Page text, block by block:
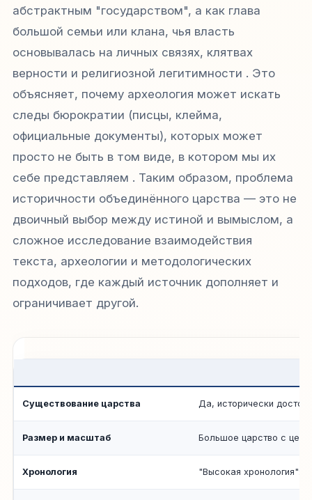
абстрактным "государством", а как глава
большой семьи или клана, чья власть
основывалась на личных связях, клятвах
верности и религиозной легитимности . Это
объясняет, почему археология может искать
следы бюрократии (писцы, клейма,
официальные документы), которых может
просто не быть в том виде, в котором мы их
себе представляем . Таким образом, проблема
историчности объединённого царства — это не
двоичный выбор между истиной и вымыслом, а
сложное исследование взаимодействия
текста, археологии и методологических
подходов, где каждый источник дополняет и
ограничивает другой.
Существование царства Да, исторически
Размер и масштаб Большое царство с
Хронология "Высокая хронология":